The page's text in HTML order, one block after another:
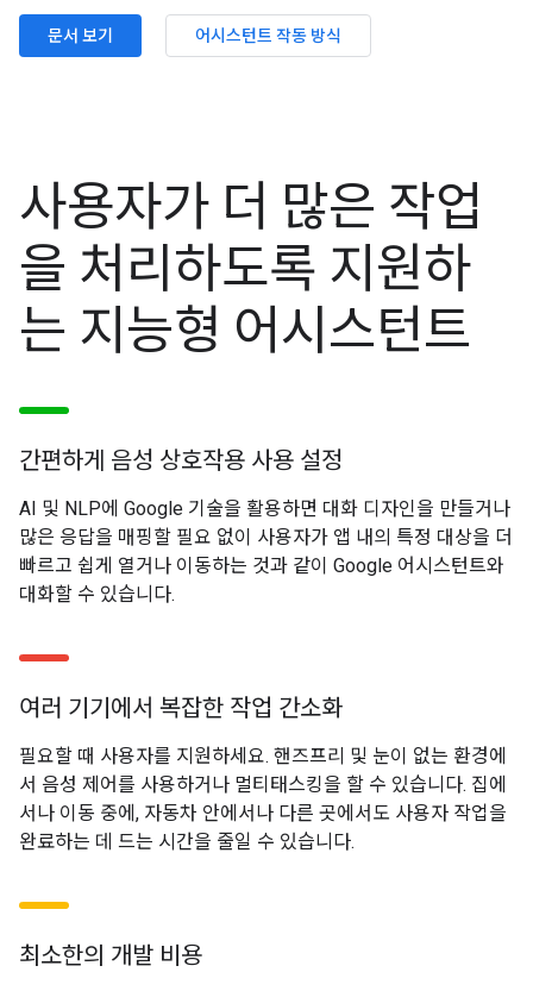
문서 보기 어시스턴트 작동 방식
사용자가 더 많은 작업
을 처리하도록 지원하
는 지능형 어시스턴트
간편하게 음성 상호작용 사용 설정
AI 및 NLP에 Google 기술을 활용하면 대화 디자인을 만들거나
많은 응답을 매핑할 필요 없이 사용자가 앱 내의 특정 대상을 더
빠르고 쉽게 열거나 이동하는 것과 같이 Google 어시스턴트와
대화할 수 있습니다.
여러 기기에서 복잡한 작업 간소화
필요할 때 사용자를 지원하세요. 핸즈프리 및 눈이 없는 환경에
서 음성 제어를 사용하거나 멀티태스킹을 할 수 있습니다. 집에
서나 이동 중에, 자동차 안에서나 다른 곳에서도 사용자 작업을
완료하는 데 드는 시간을 줄일 수 있습니다.
최소한의 개발 비용